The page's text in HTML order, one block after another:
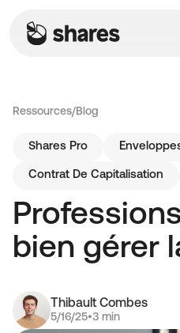
Ressources/Blog
Shares Pro
Contrat De Capitalisation
bien gérer
Thibault Combes
5/16/25•3 min